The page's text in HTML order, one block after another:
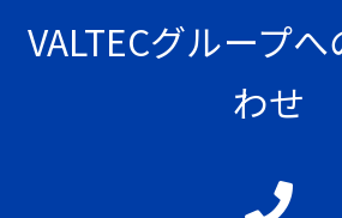
VALTECグループ
わせ